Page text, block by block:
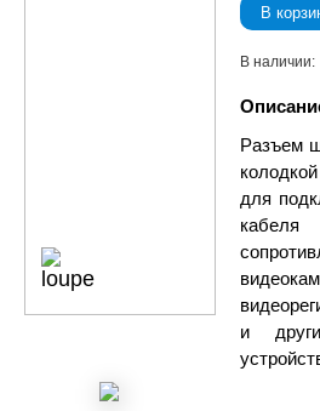
В
В наличии:
Разъем
для
и